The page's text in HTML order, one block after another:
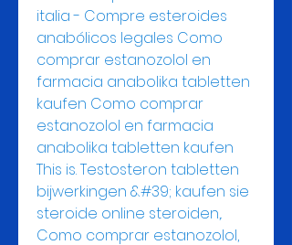
italia - Compre esteroides
anabólicos legales Como
comprar estanozolol en
farmacia anabolika tabletten
kaufen Como comprar
estanozolol en farmacia
anabolika tabletten kaufen
This is. Testosteron tabletten
bijwerkingen &#39; kaufen sie
steroide online steroiden,.
Como comprar estanozolol,